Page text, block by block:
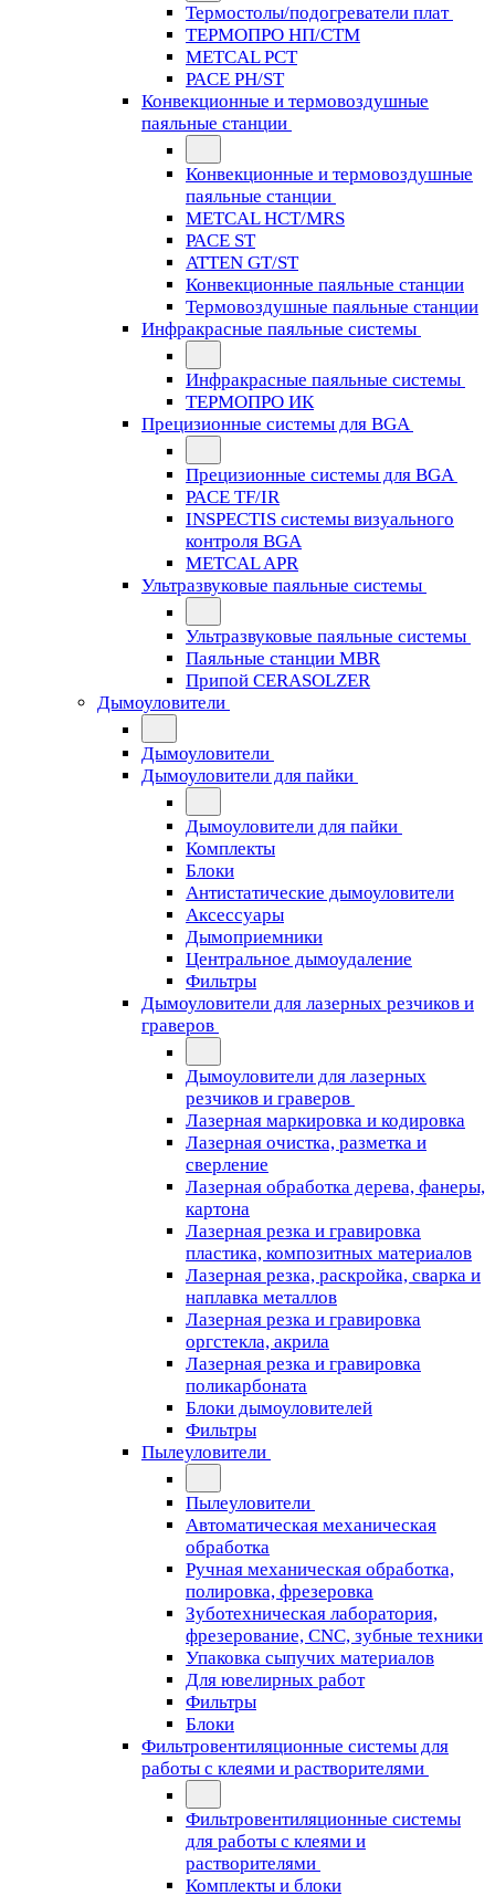
Термостолы/подогреватели плат
ТЕРМОПРО НП/СТМ
METCAL PCT
PACE PH/ST
Конвекционные и термовоздушные
паяльные станции
Конвекционные и термовоздушные
паяльные станции
METCAL HCT/MRS
PACE ST
ATTEN GT/ST
Конвекционные паяльные станции
Термовоздушные паяльные станции
Инфракрасные паяльные системы
Инфракрасные паяльные системы
ТЕРМОПРО ИК
Прецизионные системы для BGA
Прецизионные системы для BGA
PACE TF/IR
INSPECTIS системы визуального
контроля BGA
METCAL APR
Ультразвуковые паяльные системы
Ультразвуковые паяльные системы
Паяльные станции MBR
Припой CERASOLZER
Дымоуловители
Дымоуловители
Дымоуловители для пайки
Дымоуловители для пайки
Комплекты
Блоки
Антистатические дымоуловители
Аксессуары
Дымоприемники
Центральное дымоудаление
Фильтры
Дымоуловители для лазерных резчиков и
граверов
Дымоуловители для лазерных
резчиков и граверов
Лазерная маркировка и кодировка
Лазерная очистка, разметка и
сверление
Лазерная обработка дерева, фанеры,
картона
Лазерная резка и гравировка
пластика, композитных материалов
Лазерная резка, раскройка, сварка и
наплавка металлов
Лазерная резка и гравировка
оргстекла, акрила
Лазерная резка и гравировка
поликарбоната
Блоки дымоуловителей
Фильтры
Пылеуловители
Пылеуловители
Автоматическая механическая
обработка
Ручная механическая обработка,
полировка, фрезеровка
Зуботехническая лаборатория,
фрезерование, CNC, зубные техники
Упаковка сыпучих материалов
Для ювелирных работ
Фильтры
Блоки
Фильтровентиляционные системы для
работы с клеями и растворителями
Фильтровентиляционные системы
для работы с клеями и
растворителями
Комплекты и блоки